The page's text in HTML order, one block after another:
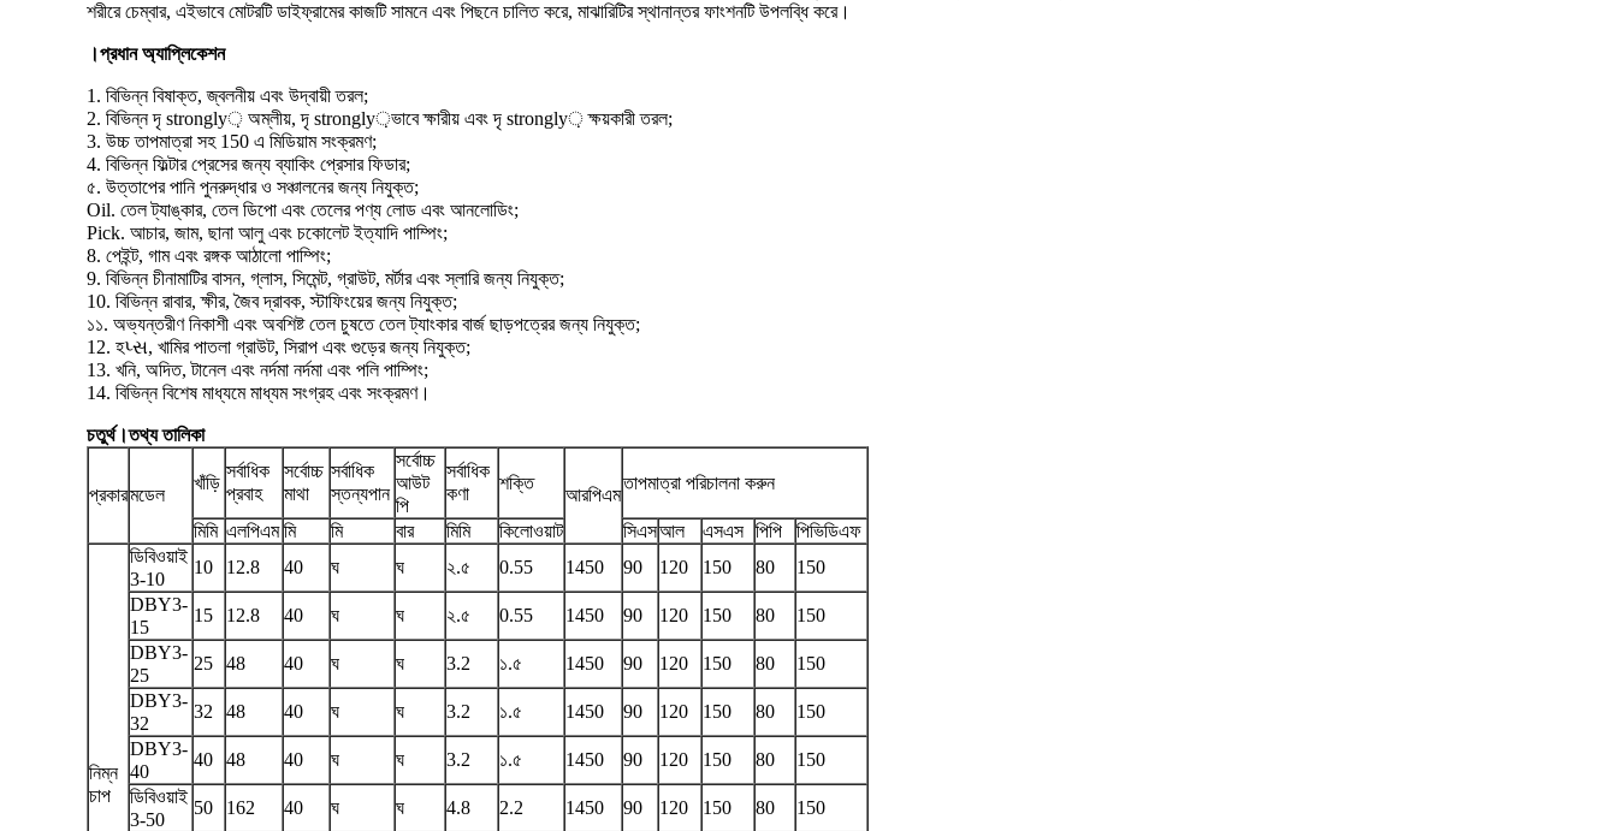
শরীরে চেম্বার, এইভাবে মোটরটি ডাইফ্রামের কাজটি সামনে এবং পিছনে চালিত করে, মাঝারিটির স্থানান্তর ফাংশনটি উপলব্ধি করে।
।প্রধান অ্যাপ্লিকেশন
1. বিভিন্ন বিষাক্ত, জ্বলনীয় এবং উদ্বায়ী তরল;
2. বিভিন্ন দৃ strongly় অম্লীয়, দৃ strongly়ভাবে ক্ষারীয় এবং দৃ strongly় ক্ষয়কারী তরল;
3. উচ্চ তাপমাত্রা সহ 150 এ মিডিয়াম সংক্রমণ;
4. বিভিন্ন ফিল্টার প্রেসের জন্য ব্যাকিং প্রেসার ফিডার;
৫. উত্তাপের পানি পুনরুদ্ধার ও সঞ্চালনের জন্য নিযুক্ত;
Oil. তেল ট্যাঙ্কার, তেল ডিপো এবং তেলের পণ্য লোড এবং আনলোডিং;
Pick. আচার, জাম, ছানা আলু এবং চকোলেট ইত্যাদি পাম্পিং;
8. পেইন্ট, গাম এবং রঙ্গক আঠালো পাম্পিং;
9. বিভিন্ন চীনামাটির বাসন, গ্লাস, সিমেন্ট, গ্রাউট, মর্টার এবং স্লারি জন্য নিযুক্ত;
10. বিভিন্ন রাবার, ক্ষীর, জৈব দ্রাবক, স্টাফিংয়ের জন্য নিযুক্ত;
১১. অভ্যন্তরীণ নিকাশী এবং অবশিষ্ট তেল চুষতে তেল ট্যাংকার বার্জ ছাড়পত্রের জন্য নিযুক্ত;
12. হપ્સ, খামির পাতলা গ্রাউট, সিরাপ এবং গুড়ের জন্য নিযুক্ত;
13. খনি, অদিত, টানেল এবং নর্দমা নর্দমা এবং পলি পাম্পিং;
14. বিভিন্ন বিশেষ মাধ্যমে মাধ্যম সংগ্রহ এবং সংক্রমণ।
চতুর্থ।তথ্য তালিকা
প্রকারমডেল
খাঁড়ি
সর্বাধিক
প্রবাহ
সর্বোচ্চ
মাথা
সর্বাধিক
স্তন্যপান
সর্বোচ্চ
আউট
পি
সর্বাধিক
কণা
শক্তি
আরপিএম
তাপমাত্রা পরিচালনা করুন
মিমি এলপিএম মি মি বার মিমি কিলোওয়াট সিএসআল এসএস পিপি পিভিডিএফ
নিম্ন
চাপ
ডিবিওয়াই
3-10
10 12.8 40 ঘ ঘ ২.৫ 0.55 1450 90 120 150 80
150
DBY3-
15
15 12.8 40 ঘ ঘ ২.৫ 0.55 1450 90 120 150 80
150
DBY3-
25
25 48 40 ঘ ঘ 3.2 ১.৫ 1450 90 120 150 80
150
DBY3-
32
32 48 40 ঘ ঘ 3.2 ১.৫ 1450 90 120 150 80
150
DBY3-
40
40 48 40 ঘ ঘ 3.2 ১.৫ 1450 90 120 150 80
150
ডিবিওয়াই
3-50
50 162 40 ঘ ঘ 4.8 2.2 1450 90 120 150 80
150